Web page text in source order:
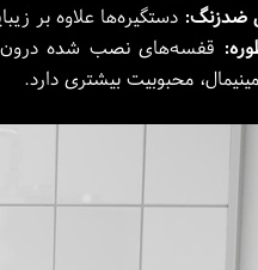
ضدزنگ: دستگیره‌ها علاوه بر
قفسه‌های نصب ‌شده درون
محبوبیت بیشتری دارد.